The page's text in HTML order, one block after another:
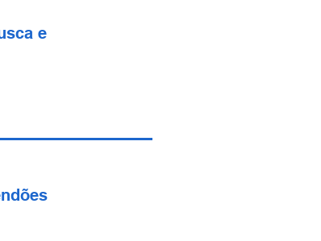
e